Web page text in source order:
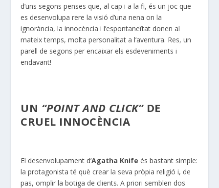
d’uns segons penses que, al cap i a la fi, és un joc que
es desenvolupa rere la visió d’una nena on la
ignorància, la innocència i l’espontaneïtat donen al
mateix temps, molta personalitat a l’aventura. Res, un
parell de segons per encaixar els esdeveniments i
endavant!
UN “POINT AND CLICK” DE
CRUEL INNOCÈNCIA
El desenvolupament d’Agatha Knife és bastant simple:
la protagonista té què crear la seva pròpia religió i, de
pas, omplir la botiga de clients. A priori semblen dos